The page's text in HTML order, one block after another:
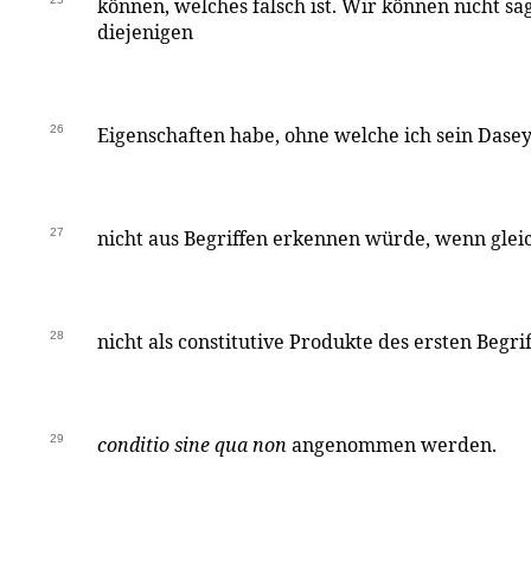
können, welches falsch ist. Wir können nicht
diejenigen
26 Eigenschaften habe, ohne welche ich sein
27 nicht aus Begriffen erkennen würde, wenn
28 nicht als constitutive Produkte des ersten
29 conditio sine qua non angenommen werden.